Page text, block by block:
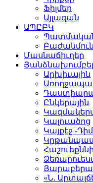
Ֆիլմեր
Այլազան
ԱՊԸԲԿ
Մասնաճիւղեր
Արխիւային
Ընկերային
Կալուածոց
Կայքէջ -
«Ն.